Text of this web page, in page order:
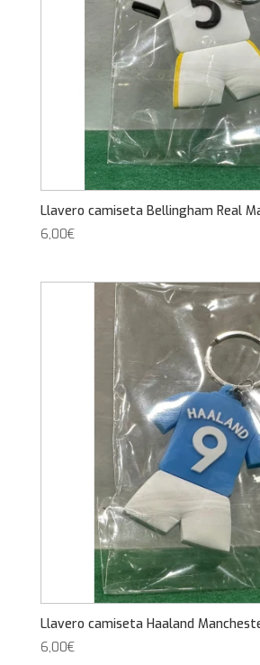
Llavero camiseta Bellingham Real
6,00€
Llavero camiseta Haaland
6,00€